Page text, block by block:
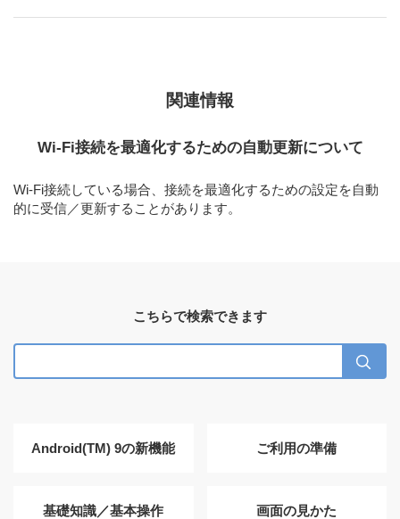
関連情報
Wi-Fi接続を最適化するための自動更新について
Wi-Fi接続している場合、接続を最適化するための設定を自動
的に受信／更新することがあります。
こちらで検索できます
Android(TM) 9の新機能 ご利用の準備
基礎知識／基本操作 画面の見かた